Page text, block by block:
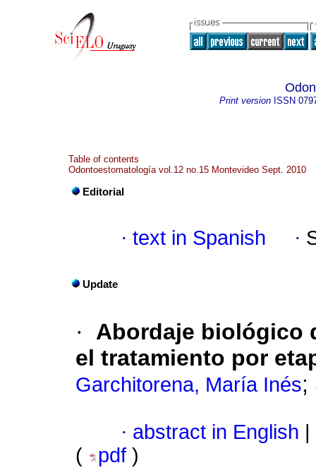
Print version ISSN
Table of contents
Odontoestomatología vol.12 no.15 Montevideo Sept. 2010
Editorial
· text in Spanish ·
Update
·
Abordaje biológico
el tratamiento por
Garchitorena, María Inés;
· abstract in English
(
pdf )